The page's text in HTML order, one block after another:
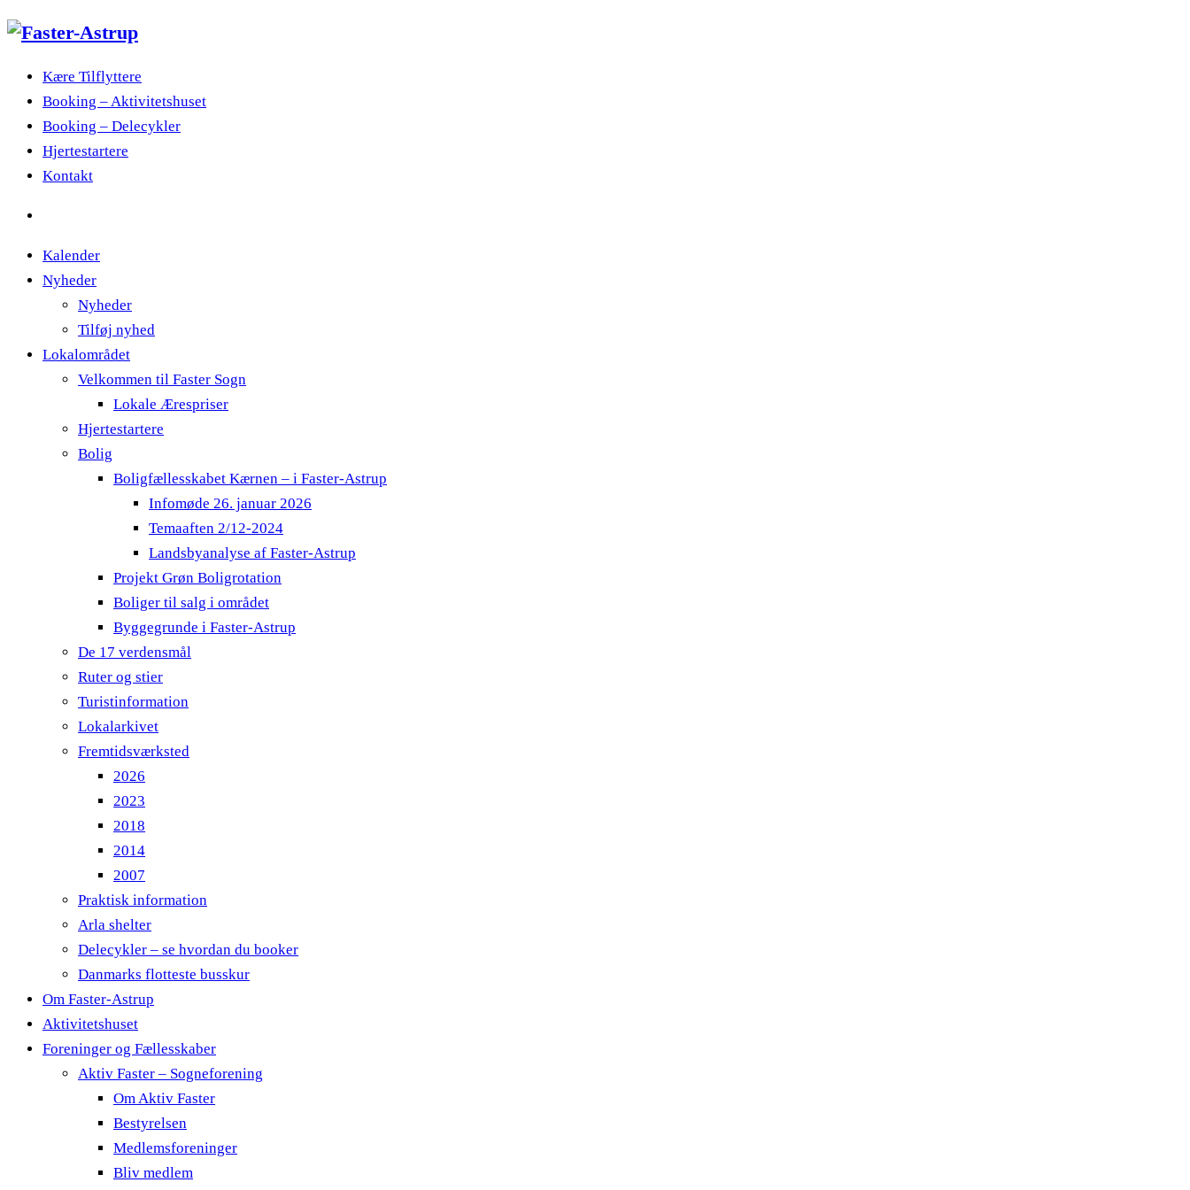
Kære Tilflyttere
Booking – Aktivitetshuset
Booking – Delecykler
Hjertestartere
Kontakt
Kalender
Nyheder
Nyheder
Tilføj nyhed
Lokalområdet
Velkommen til Faster Sogn
Lokale Ærespriser
Hjertestartere
Bolig
Boligfællesskabet Kærnen – i Faster-Astrup
Infomøde 26. januar 2026
Temaaften 2/12-2024
Landsbyanalyse af Faster-Astrup
Projekt Grøn Boligrotation
Boliger til salg i området
Byggegrunde i Faster-Astrup
De 17 verdensmål
Ruter og stier
Turistinformation
Lokalarkivet
Fremtidsværksted
2026
2023
2018
2014
2007
Praktisk information
Arla shelter
Delecykler – se hvordan du booker
Danmarks flotteste busskur
Om Faster-Astrup
Aktivitetshuset
Foreninger og Fællesskaber
Aktiv Faster – Sogneforening
Om Aktiv Faster
Bestyrelsen
Medlemsforeninger
Bliv medlem